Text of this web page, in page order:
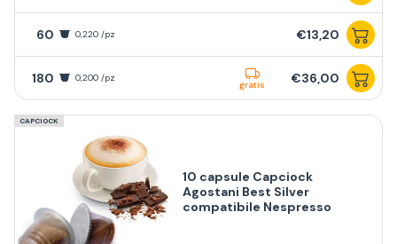
60 0,220 /pz €13,20
180 0,200 /pz
gratis €36,00
CAPCIOCK
10 capsule Capciock
Agostani Best Silver
compatibile Nespresso